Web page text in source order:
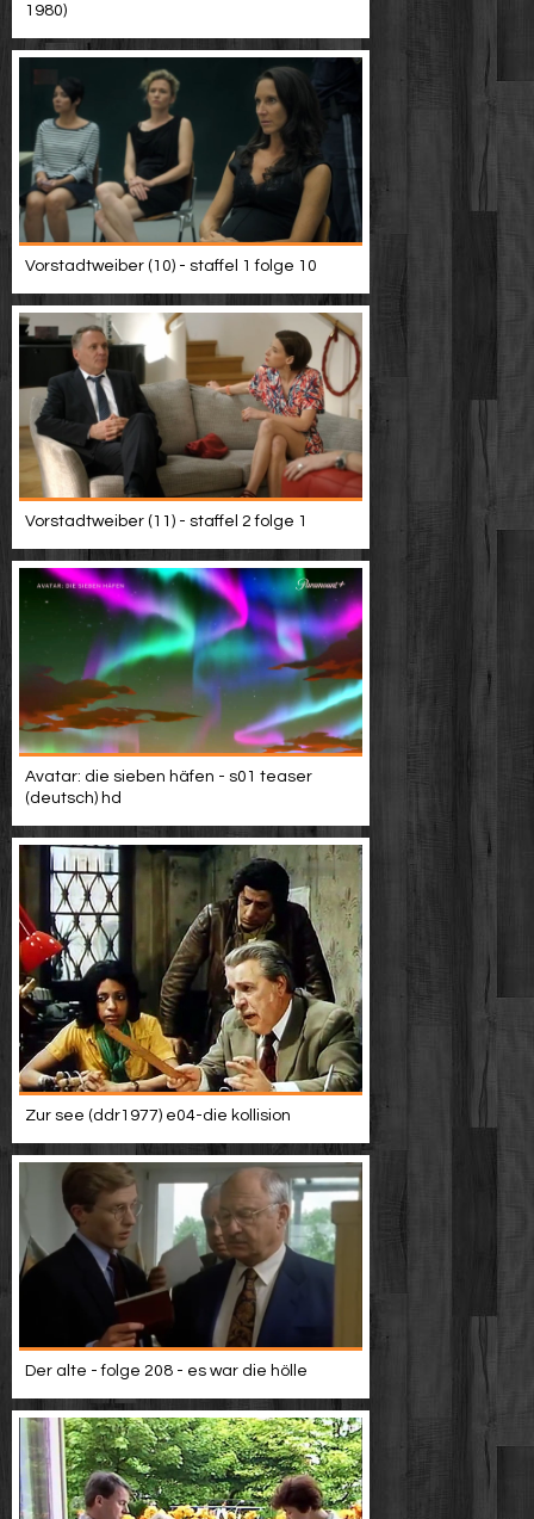
1980)
Vorstadtweiber (10) - staffel 1 folge 10
Vorstadtweiber (11) - staffel 2 folge 1
Avatar: die sieben häfen - s01 teaser
(deutsch) hd
Zur see (ddr1977) e04-die kollision
Der alte - folge 208 - es war die hölle